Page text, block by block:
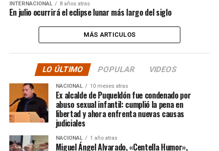
INTERNACIONAL 8 años atras
En julio ocurrirá el eclipse lunar más largo del siglo
MÁS ARTICULOS
LO ÚLTIMO POPULAR VIDEOS
NACIONAL 10 meses atras
Ex alcalde de Puqueldón fue condenado por
abuso sexual infantil: cumplió la pena en
libertad y ahora enfrenta nuevas causas
judiciales
NACIONAL 1 año atras
Miguel Ángel Alvarado, «Centella Humor»,